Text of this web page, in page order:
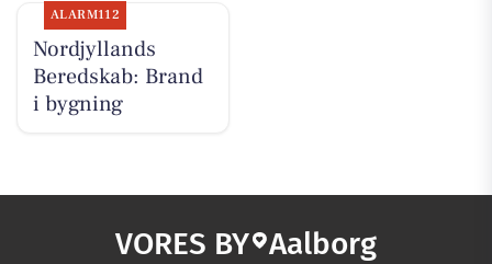
ALARM112
Nordjyllands
Beredskab: Brand
i bygning
VORES BY Aalborg